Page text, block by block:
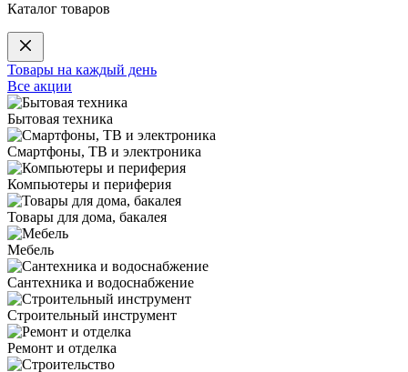
Каталог товаров
Товары на каждый день
Все акции
Бытовая техника
Смартфоны, ТВ и электроника
Компьютеры и периферия
Товары для дома, бакалея
Мебель
Сантехника и водоснабжение
Строительный инструмент
Ремонт и отделка